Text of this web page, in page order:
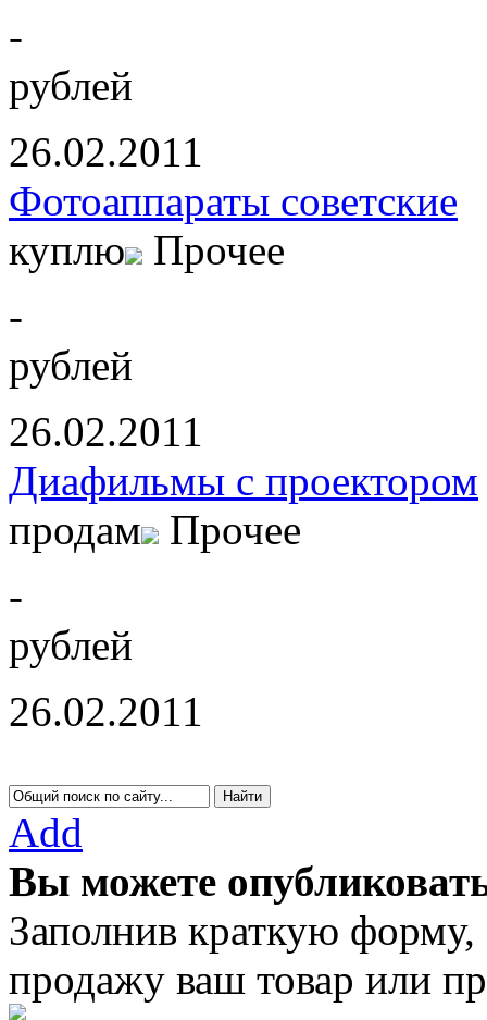
-
рублей
26.02.2011
Фотоаппараты советские
куплю
Прочее
-
рублей
26.02.2011
Диафильмы с проектором
продам
Прочее
-
рублей
26.02.2011
Add
Вы можете
Заполнив краткую
продажу ваш товар или